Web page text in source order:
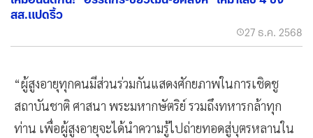
สส.แปดริ้ว
27 ธ.ค. 2568
“ผู้สูงอายุทุกคนมีส่วนร่วมกันแสดงศักยภาพในการเชิดชู
สถาบันชาติ ศาสนา พระมหากษัตริย์ รวมถึงทหารกล้าทุก
ท่าน เพื่อผู้สูงอายุจะได้นำความรู้ไปถ่ายทอดสู่บุตรหลานใน